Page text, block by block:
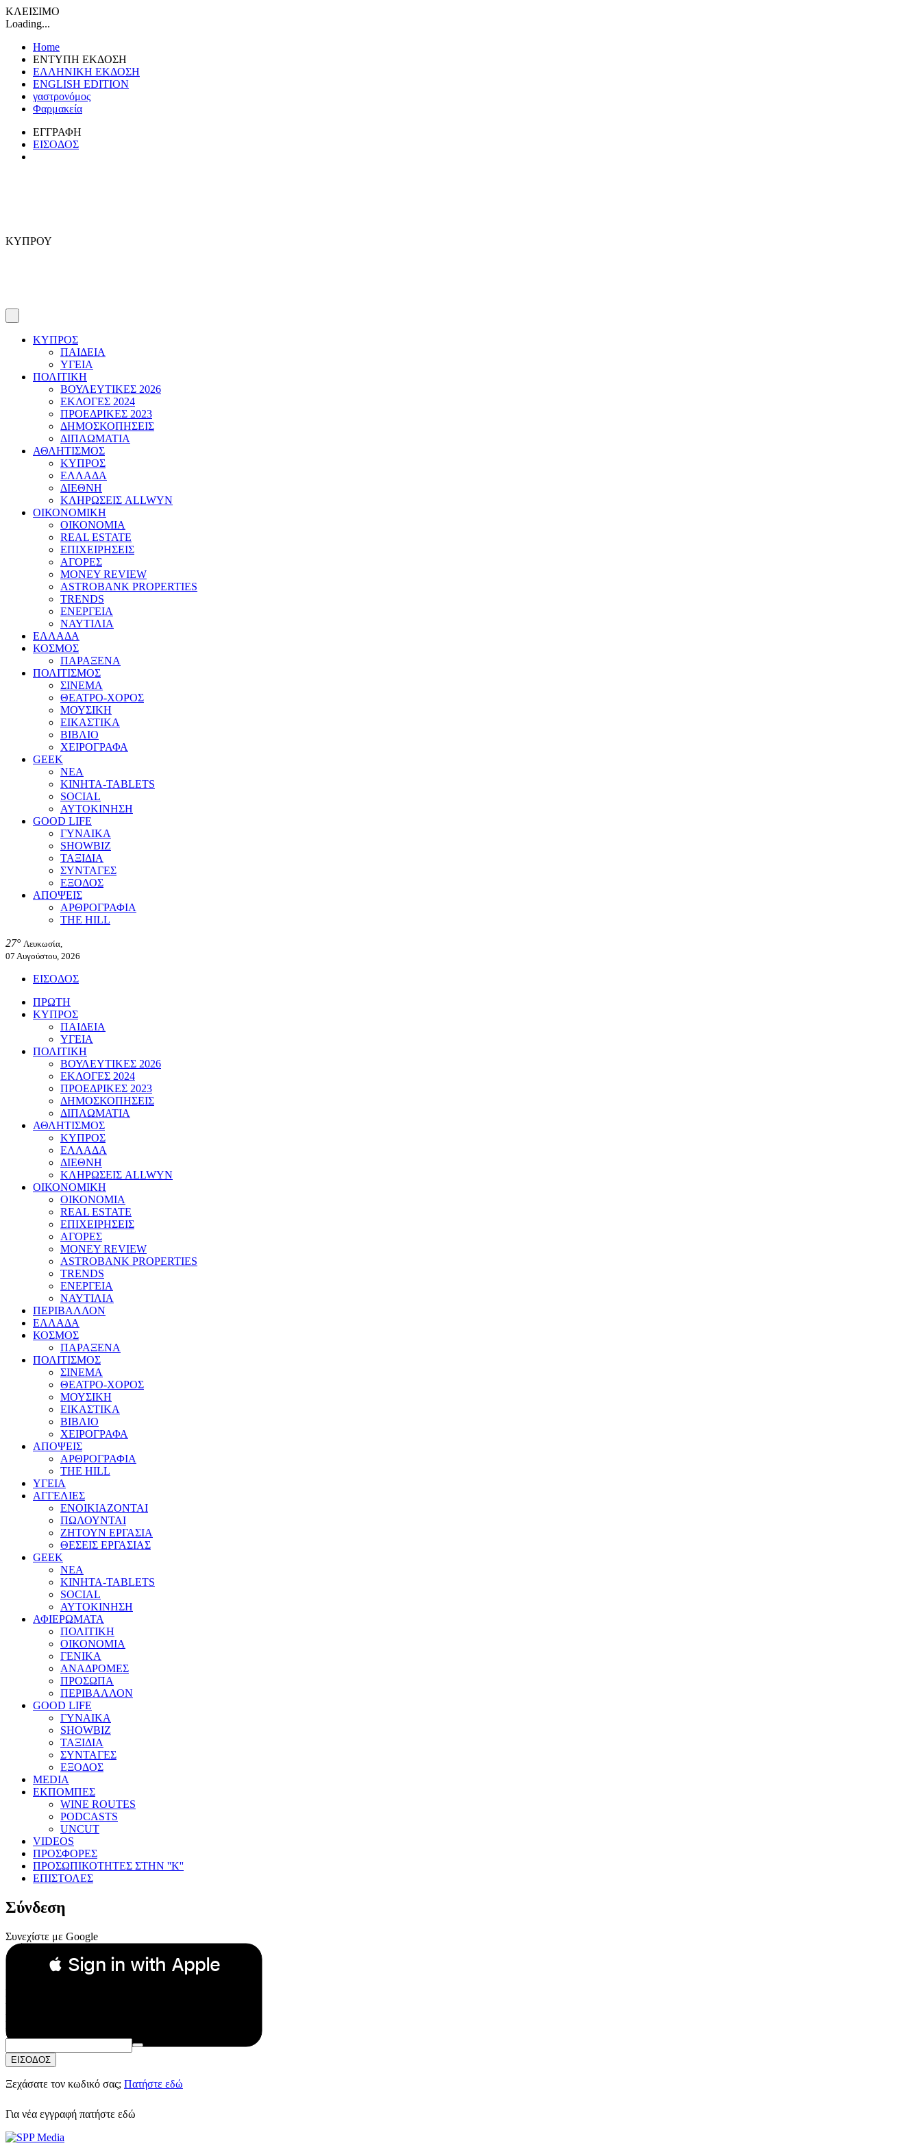
ΚΛΕΙΣΙΜΟ
Loading...
Home
ΕΝΤΥΠΗ ΕΚΔΟΣΗ
ΕΛΛΗΝΙΚΗ ΕΚΔΟΣΗ
ENGLISH EDITION
γαστρονόμος
Φαρμακεία
ΕΓΓΡΑΦΗ
ΕΙΣΟΔΟΣ
ΚΥΠΡΟΥ
ΚΥΠΡΟΣ
ΠΑΙΔΕΙΑ
ΥΓΕΙΑ
ΠΟΛΙΤΙΚΗ
ΒΟΥΛΕΥΤΙΚΕΣ 2026
ΕΚΛΟΓΕΣ 2024
ΠΡΟΕΔΡΙΚΕΣ 2023
ΔΗΜΟΣΚΟΠΗΣΕΙΣ
ΔΙΠΛΩΜΑΤΙΑ
ΑΘΛΗΤΙΣΜΟΣ
ΚΥΠΡΟΣ
ΕΛΛΑΔΑ
ΔΙΕΘΝΗ
ΚΛΗΡΩΣΕΙΣ ALLWYN
ΟΙΚΟΝΟΜΙΚΗ
ΟΙΚΟΝΟΜΙΑ
REAL ESTATE
ΕΠΙΧΕΙΡΗΣΕΙΣ
ΑΓΟΡΕΣ
MONEY REVIEW
ASTROBANK PROPERTIES
TRENDS
ΕΝΕΡΓΕΙΑ
ΝΑΥΤΙΛΙΑ
ΕΛΛΑΔΑ
ΚΟΣΜΟΣ
ΠΑΡΑΞΕΝΑ
ΠΟΛΙΤΙΣΜΟΣ
ΣΙΝΕΜΑ
ΘΕΑΤΡΟ-ΧΟΡΟΣ
ΜΟΥΣΙΚΗ
ΕΙΚΑΣΤΙΚΑ
ΒΙΒΛΙΟ
ΧΕΙΡΟΓΡΑΦΑ
GEEK
ΝΕΑ
ΚΙΝΗΤΑ-TABLETS
SOCIAL
ΑΥΤΟΚΙΝΗΣΗ
GOOD LIFE
ΓΥΝΑΙΚΑ
SHOWBIZ
ΤΑΞΙΔΙΑ
ΣΥΝΤΑΓΕΣ
ΕΞΟΔΟΣ
ΑΠΟΨΕΙΣ
ΑΡΘΡΟΓΡΑΦΙΑ
THE HILL
27° Λευκωσία,
07 Αυγούστου, 2026
ΕΙΣΟΔΟΣ
ΠΡΩΤΗ
ΚΥΠΡΟΣ
ΠΑΙΔΕΙΑ
ΥΓΕΙΑ
ΠΟΛΙΤΙΚΗ
ΒΟΥΛΕΥΤΙΚΕΣ 2026
ΕΚΛΟΓΕΣ 2024
ΠΡΟΕΔΡΙΚΕΣ 2023
ΔΗΜΟΣΚΟΠΗΣΕΙΣ
ΔΙΠΛΩΜΑΤΙΑ
ΑΘΛΗΤΙΣΜΟΣ
ΚΥΠΡΟΣ
ΕΛΛΑΔΑ
ΔΙΕΘΝΗ
ΚΛΗΡΩΣΕΙΣ ALLWYN
ΟΙΚΟΝΟΜΙΚΗ
ΟΙΚΟΝΟΜΙΑ
REAL ESTATE
ΕΠΙΧΕΙΡΗΣΕΙΣ
ΑΓΟΡΕΣ
MONEY REVIEW
ASTROBANK PROPERTIES
TRENDS
ΕΝΕΡΓΕΙΑ
ΝΑΥΤΙΛΙΑ
ΠΕΡΙΒΑΛΛΟΝ
ΕΛΛΑΔΑ
ΚΟΣΜΟΣ
ΠΑΡΑΞΕΝΑ
ΠΟΛΙΤΙΣΜΟΣ
ΣΙΝΕΜΑ
ΘΕΑΤΡΟ-ΧΟΡΟΣ
ΜΟΥΣΙΚΗ
ΕΙΚΑΣΤΙΚΑ
ΒΙΒΛΙΟ
ΧΕΙΡΟΓΡΑΦΑ
ΑΠΟΨΕΙΣ
ΑΡΘΡΟΓΡΑΦΙΑ
THE HILL
ΥΓΕΙΑ
ΑΓΓΕΛΙΕΣ
ΕΝΟΙΚΙΑΖΟΝΤΑΙ
ΠΩΛΟΥΝΤΑΙ
ΖΗΤΟΥΝ ΕΡΓΑΣΙΑ
ΘΕΣΕΙΣ ΕΡΓΑΣΙΑΣ
GEEK
ΝΕΑ
ΚΙΝΗΤΑ-TABLETS
SOCIAL
ΑΥΤΟΚΙΝΗΣΗ
ΑΦΙΕΡΩΜΑΤΑ
ΠΟΛΙΤΙΚΗ
ΟΙΚΟΝΟΜΙΑ
ΓΕΝΙΚΑ
ΑΝΑΔΡΟΜΕΣ
ΠΡΟΣΩΠΑ
ΠΕΡΙΒΑΛΛΟΝ
GOOD LIFE
ΓΥΝΑΙΚΑ
SHOWBIZ
ΤΑΞΙΔΙΑ
ΣΥΝΤΑΓΕΣ
ΕΞΟΔΟΣ
MEDIA
ΕΚΠΟΜΠΕΣ
WINE ROUTES
PODCASTS
UNCUT
VIDEOS
ΠΡΟΣΦΟΡΕΣ
ΠΡΟΣΩΠΙΚΟΤΗΤΕΣ ΣΤΗΝ ''Κ''
ΕΠΙΣΤΟΛΕΣ
Σύνδεση
Συνεχίστε με Google
 Sign in with Apple
Συνεχίστε με Apple
ή
Email:
Κωδικός Πρόσβασης:
ΕΙΣΟΔΟΣ
Ξεχάσατε τον κωδικό σας; Πατήστε εδώ
Για νέα εγγραφή πατήστε εδώ